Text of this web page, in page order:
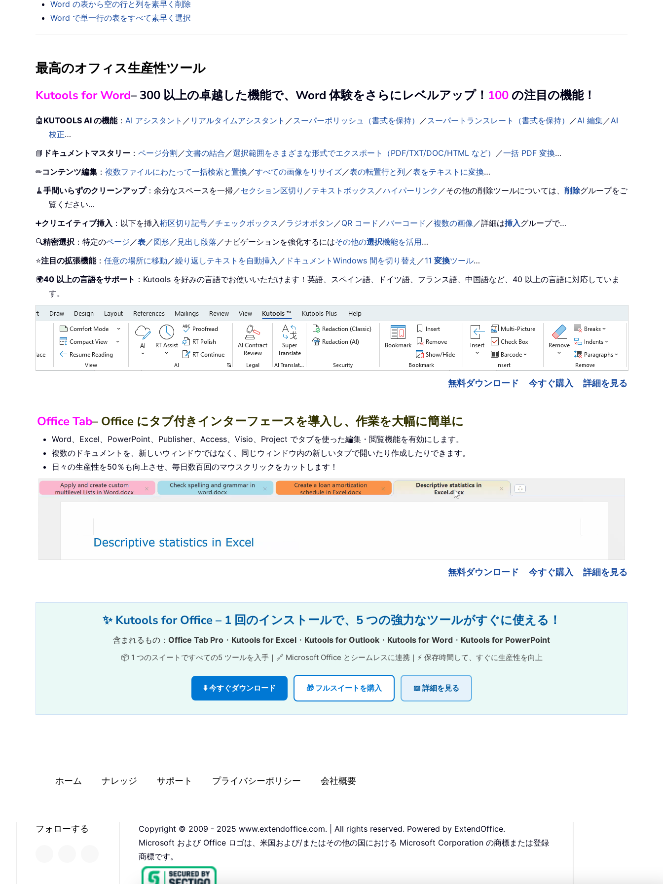
Word の表から空の行と列を素早く削除
Word で単一行の表をすべて素早く選択
最高のオフィス生産性ツール
Kutools for Word– 300 以上の卓越した機能で、Word 体験をさらにレベルアップ！ 100 の注目の機能！
🤖 KUTOOLS AI の機能： AI アシスタント ／ リアルタイムアシスタント ／スーパーポリッシュ（書式を保持） ／スーパートランスレート（書式を保持） ／AI 編集／AI
校正…
📘 ドキュメントマスタリー ： ページ分割 ／文書の結合 ／選択範囲をさまざまな形式でエクスポート（PDF/TXT/DOC/HTML など） ／一括 PDF 変換…
✏コンテンツ編集 ： 複数ファイルにわたって一括検索と置換 ／すべての画像をリサイズ／表の転置行と列 ／表をテキストに変換…
🧹 手間いらずのクリーンアップ：余分なスペースを一掃／セクション区切り ／テキストボックス ／ハイパーリンク ／その他の削除ツールについては、 削除グループをご
覧ください…
➕クリエイティブ挿入 ：以下を挿入桁区切り記号／チェックボックス ／ラジオボタン ／QR コード ／バーコード ／複数の画像 ／詳細は挿入グループで…
🔍精密選択 ：特定のページ ／表／図形／ 見出し段落 ／ナビゲーションを強化するにはその他の選択機能を活用…
⭐注目の拡張機能： 任意の場所に移動 ／繰り返しテキストを自動挿入 ／ ドキュメントWindows 間を切り替え ／11 変換ツール…
🌍40 以上の言語をサポート ：Kutools を好みの言語でお使いいただけます！英語、スペイン語、ドイツ語、フランス語、中国語など、40 以上の言語に対応していま
す。
無料ダウンロード 今すぐ購入 詳細を見る
Office Tab– Office にタブ付きインターフェースを導入し、作業を大幅に簡単に
Word、Excel、PowerPoint、Publisher、Access、Visio、Project でタブを使った編集・閲覧機能を有効にします。
複数のドキュメントを、新しいウィンドウではなく、同じウィンドウ内の新しいタブで開いたり作成したりできます。
日々の生産性を50％も向上させ、毎日数百回のマウスクリックをカットします！
無料ダウンロード 今すぐ購入 詳細を見る
✨ Kutools for Office – 1 回のインストールで、5 つの強力なツールがすぐに使える！
含まれるもの： Office Tab Pro ・ Kutools for Excel ・ Kutools for Outlook ・ Kutools for Word ・ Kutools for PowerPoint
📦 1 つのスイートですべての5 ツールを入手｜🔗 Microsoft Office とシームレスに連携｜⚡ 保存時間して、すぐに生産性を向上
⬇️ 今すぐダウンロード 🎁 フルスイートを購入 📖 詳細を見る
ホーム ナレッジ サポート プライバシーポリシー 会社概要
フォローする
Copyright © 2009 - 2025 www.extendoffice.com. | All rights reserved. Powered by ExtendOffice.
Microsoft および Office ロゴは、米国および/またはその他の国における Microsoft Corporation の商標または登録
商標です。